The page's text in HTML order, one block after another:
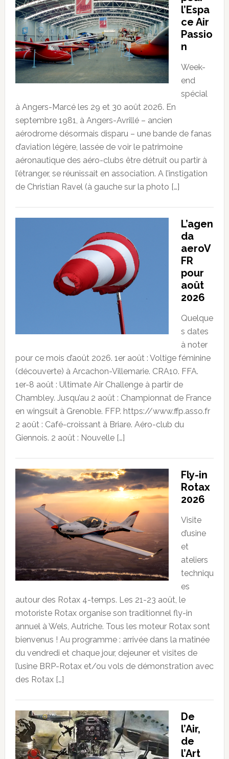
l’Espa
ce Air
Passio
n
Week-
end
spécial
à Angers-Marcé les 29 et 30 août 2026. En
septembre 1981, à Angers-Avrillé – ancien
aérodrome désormais disparu – une bande de fanas
d’aviation légère, lassée de voir le patrimoine
aéronautique des aéro-clubs être détruit ou partir à
l’étranger, se réunissait en association. A l’instigation
de Christian Ravel (à gauche sur la photo […]
L’agen
da
aeroV
FR
pour
août
2026
Quelque
s dates
à noter
pour ce mois d’août 2026. 1er août : Voltige féminine
(découverte) à Arcachon-Villemarie. CRA10. FFA.
1er-8 août : Ultimate Air Challenge à partir de
Chambley. Jusqu’au 2 août : Championnat de France
en wingsuit à Grenoble. FFP. https://www.ffp.asso.fr
2 août : Café-croissant à Briare. Aéro-club du
Giennois. 2 août : Nouvelle […]
Fly-in
Rotax
2026
Visite
d’usine
et
ateliers
techniqu
es
autour des Rotax 4-temps. Les 21-23 août, le
motoriste Rotax organise son traditionnel fly-in
annuel à Wels, Autriche. Tous les moteur Rotax sont
bienvenus ! Au programme : arrivée dans la matinée
du vendredi et chaque jour, dejeuner et visites de
l’usine BRP-Rotax et/ou vols de démonstration avec
des Rotax […]
De
l’Air,
de
l’Art